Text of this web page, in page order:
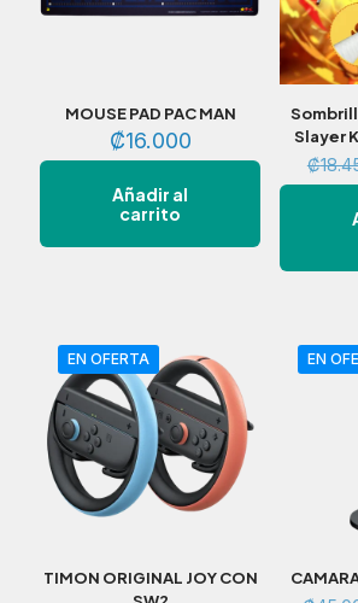
MOUSE PAD PAC MAN
₡16.000
Añadir al
carrito
Slayer
₡
EN OFERTA
TIMON ORIGINAL JOY CON
EN